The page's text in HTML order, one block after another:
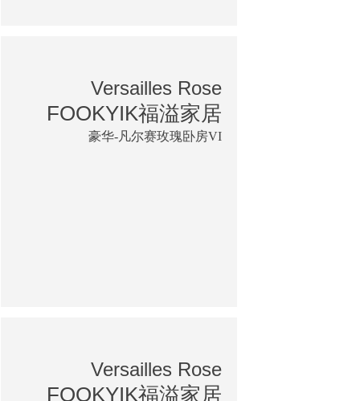
Versailles Rose
FOOKYIK福溢家居
豪华-凡尔赛玫瑰卧房VI
Versailles Rose
FOOKYIK福溢家居